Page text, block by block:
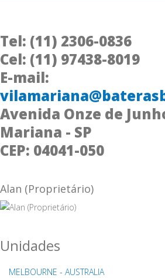
Tel: (11) 2306-0836
Cel: (11) 97438-8019
E-mail:
Avenida Onze de
Mariana - SP
CEP: 04041-050
Alan (Proprietário)
Unidades
MELBOURNE - AUSTRALIA